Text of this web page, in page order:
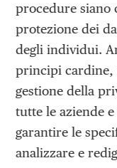
procedure siano
protezione dei
degli individui.
principi cardine,
gestione della
tutte le aziende
garantire le
analizzare e